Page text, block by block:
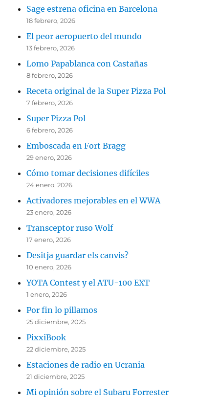
Sage estrena oficina en Barcelona
18 febrero, 2026
El peor aeropuerto del mundo
13 febrero, 2026
Lomo Papablanca con Castañas
8 febrero, 2026
Receta original de la Super Pizza Pol
7 febrero, 2026
Super Pizza Pol
6 febrero, 2026
Emboscada en Fort Bragg
29 enero, 2026
Cómo tomar decisiones difíciles
24 enero, 2026
Activadores mejorables en el WWA
23 enero, 2026
Transceptor ruso Wolf
17 enero, 2026
Desitja guardar els canvis?
10 enero, 2026
YOTA Contest y el ATU-100 EXT
1 enero, 2026
Por fin lo pillamos
25 diciembre, 2025
PixxiBook
22 diciembre, 2025
Estaciones de radio en Ucrania
21 diciembre, 2025
Mi opinión sobre el Subaru Forrester